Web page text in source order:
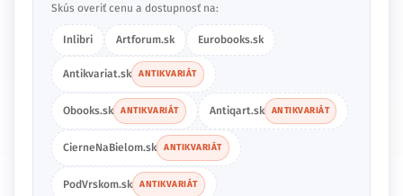
Skús overiť cenu a dostupnosť na:
Inlibri Artforum.sk Eurobooks.sk
Antikvariat.sk ANTIKVARIÁT
Obooks.sk ANTIKVARIÁT Antiqart.sk ANTIKVARIÁT
CierneNaBielom.sk ANTIKVARIÁT
PodVrskom.sk ANTIKVARIÁT